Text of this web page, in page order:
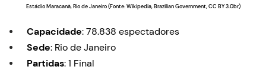
Estádio Maracanã, Rio de Janeiro (Fonte: Wikipedia, Brazilian Government, CC BY 3.0br)
Capacidade: 78.838 espectadores
Sede: Rio de Janeiro
Partidas: 1 Final